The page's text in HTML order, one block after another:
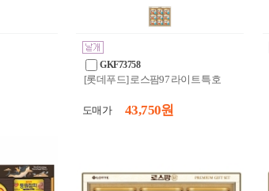
GKF73758
[롯데푸드] 로스팜97 라이트 특호
도매가 43,750 원